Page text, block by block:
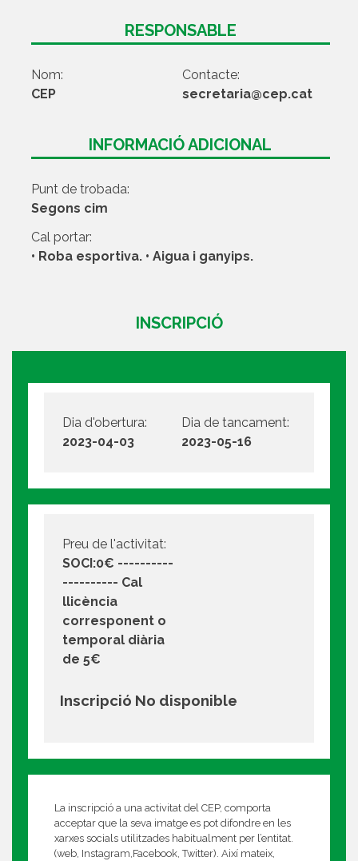
RESPONSABLE
Nom:
CEP
Contacte:
secretaria@cep.cat
INFORMACIÓ ADICIONAL
Punt de trobada:
Segons cim
Cal portar:
• Roba esportiva. • Aigua i ganyips.
INSCRIPCIÓ
Dia d'obertura:
2023-04-03
Dia de tancament:
2023-05-16
Preu de l'activitat:
SOCI:0€ ----------
---------- Cal
llicència
corresponent o
temporal diària
de 5€
Inscripció No disponible
La inscripció a una activitat del CEP, comporta
acceptar que la seva imatge es pot difondre en les
xarxes socials utilitzades habitualment per l’entitat.
(web, Instagram,Facebook, Twitter). Així mateix,